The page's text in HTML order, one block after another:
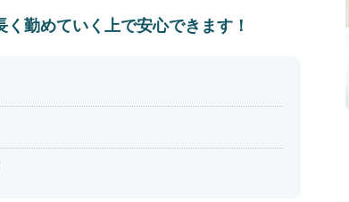
勤めていく上で安心できます！